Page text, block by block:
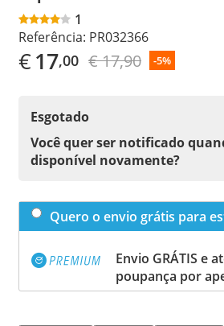
1
Referência: PR032366
€17,00 € 17,90 -5%
Esgotado
Você quer ser notificado
disponível novamente?
Quero o envio grátis para
Envio GRÁTIS e
poupança por